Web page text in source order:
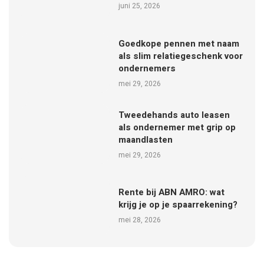
juni 25, 2026
Goedkope pennen met naam
als slim relatiegeschenk voor
ondernemers
mei 29, 2026
Tweedehands auto leasen
als ondernemer met grip op
maandlasten
mei 29, 2026
Rente bij ABN AMRO: wat
krijg je op je spaarrekening?
mei 28, 2026